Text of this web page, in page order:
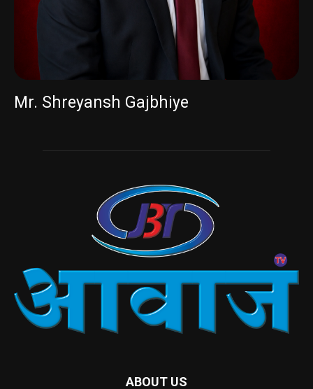
Mr. Shreyansh Gajbhiye
ABOUT US